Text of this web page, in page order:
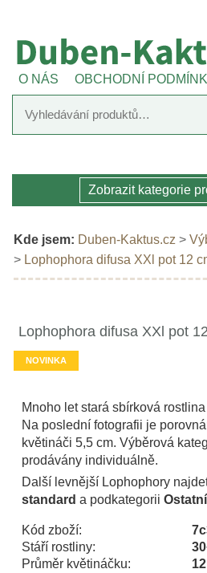
O NÁS OBCHODNÍ
Zobrazit kategorie
Kde jsem: Duben-Kaktus.cz >
> Lophophora difusa XXl pot 12
Lophophora difusa XXl pot
NOVINKA
Mnoho let stará sbírková
Na poslední fotografii je
květináči 5,5 cm. Výběrová
prodávány individuálně.
Další levnější Lophophory
standard a podkategorii
Kód zboží:
Stáří rostliny:
Průměr květináčku:
12